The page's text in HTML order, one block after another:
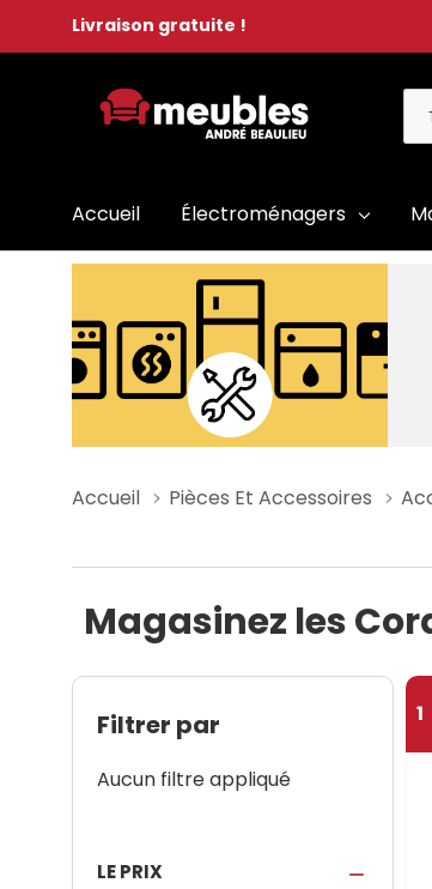
Livraison gratuite !
les
Accueil Électroménagers
Accueil Pièces Et Accessoires
Magasinez les
Filtrer par
Aucun filtre appliqué
LE PRIX
1